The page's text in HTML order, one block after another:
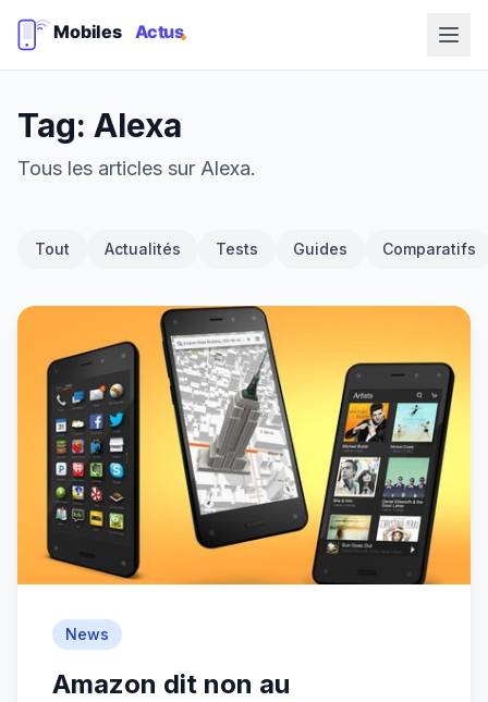
Tag: Alexa
Tous les articles sur Alexa.
Tout Actualités Tests Guides Comparatifs
News
Amazon dit non au